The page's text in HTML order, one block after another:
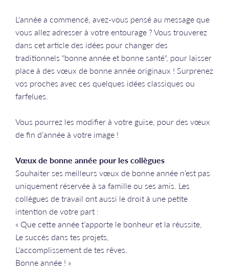
L'année a commencé, avez-vous pensé au message que
vous allez adresser à votre entourage ? Vous trouverez
dans cet article des idées pour changer des
traditionnels "bonne année et bonne santé", pour laisser
place à des vœux de bonne année originaux ! Surprenez
vos proches avec ces quelques idées classiques ou
farfelues.
​​​​​​​Vous pourrez les modifier à votre guise, pour des vœux
de fin d’année à votre image !
Vœux de bonne année pour les collègues
Souhaiter ses meilleurs vœux de bonne année n’est pas
uniquement réservée à sa famille ou ses amis. Les
collègues de travail ont aussi le droit à une petite
intention de votre part :
« Que cette année t’apporte le bonheur et la réussite,
Le succès dans tes projets,
L'accomplissement de tes rêves.
Bonne année ! »